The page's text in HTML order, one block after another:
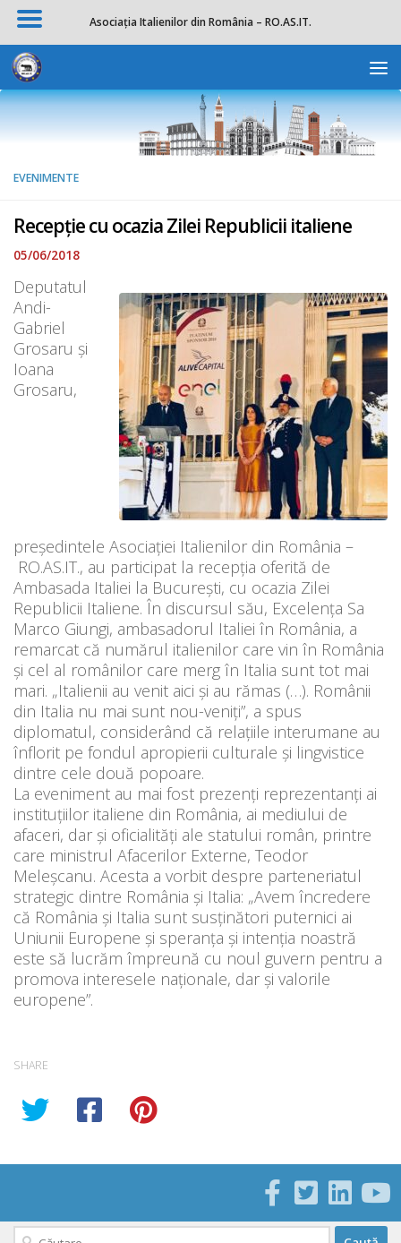
Skip to content
EVENIMENTE
Recepție cu ocazia Zilei Republicii italiene
05/06/2018
Deputatul
Andi-
Gabriel
Grosaru și
Ioana
Grosaru,
președintele Asociației Italienilor din România –
RO.AS.IT., au participat la recepția oferită de
Ambasada Italiei la București, cu ocazia Zilei
Republicii Italiene. În discursul său, Excelența Sa
Marco Giungi, ambasadorul Italiei în România, a
remarcat că numărul italienilor care vin în România
și cel al românilor care merg în Italia sunt tot mai
mari. „Italienii au venit aici şi au rămas (…). Românii
din Italia nu mai sunt nou-veniţi”, a spus
diplomatul, considerând că relațiile interumane au
înflorit pe fondul apropierii culturale și lingvistice
dintre cele două popoare.
La eveniment au mai fost prezenți reprezentanți ai
instituțiilor italiene din România, ai mediului de
afaceri, dar și oficialități ale statului român, printre
care ministrul Afacerilor Externe, Teodor
Meleșcanu. Acesta a vorbit despre parteneriatul
strategic dintre România și Italia: „Avem încredere
că România şi Italia sunt susţinători puternici ai
Uniunii Europene şi speranţa şi intenţia noastră
este să lucrăm împreună cu noul guvern pentru a
promova interesele naţionale, dar şi valorile
europene”.
SHARE
Caută
Asociația Italienilor din România – RO.AS.IT.